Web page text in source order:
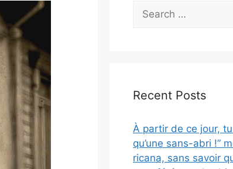
Search
for:
Recent Posts
À partir de ce jour, tu
qu’une sans-abri !”
ricana, sans savoir